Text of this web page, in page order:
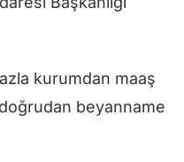
kurumdan maaş
beyanname